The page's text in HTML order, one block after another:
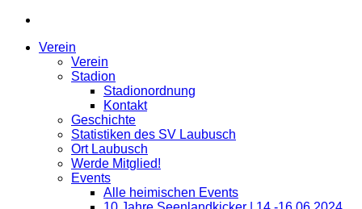
Verein
Verein
Stadion
Stadionordnung
Kontakt
Geschichte
Statistiken des SV Laubusch
Ort Laubusch
Werde Mitglied!
Events
Alle heimischen Events